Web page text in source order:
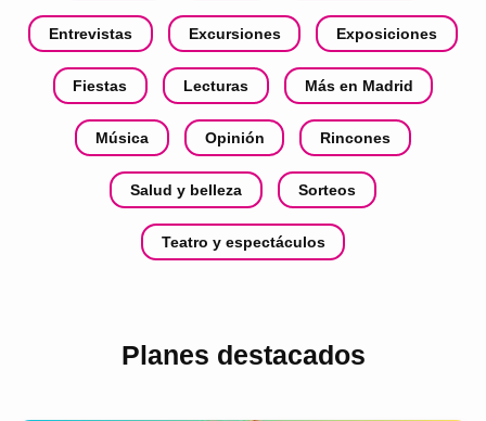
Entrevistas Excursiones Exposiciones
Fiestas Lecturas Más en Madrid
Música Opinión Rincones
Salud y belleza Sorteos
Teatro y espectáculos
Planes destacados